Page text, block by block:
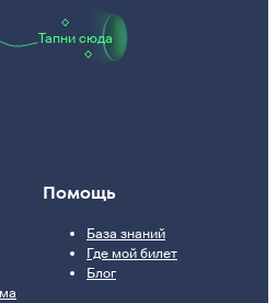
Тапни сюда
Помощь
База знаний
Где мой билет
Блог